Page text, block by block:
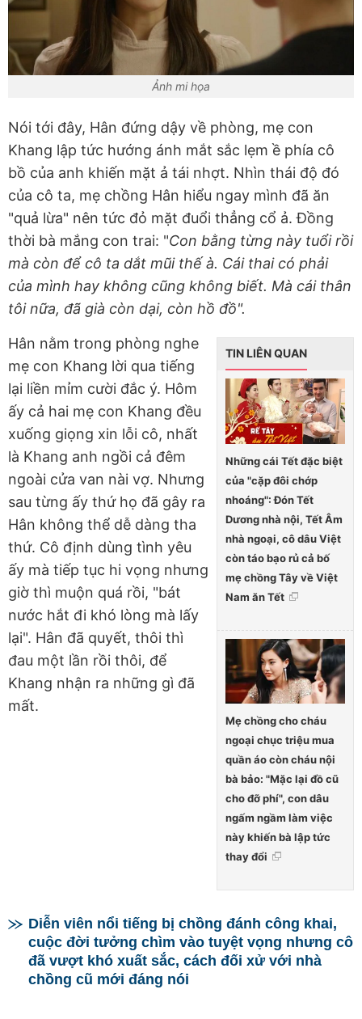
Ảnh mi họa
Nói tới đây, Hân đứng dậy về phòng, mẹ con
Khang lập tức hướng ánh mắt sắc lẹm ề phía cô
bồ của anh khiến mặt ả tái nhợt. Nhìn thái độ đó
của cô ta, mẹ chồng Hân hiểu ngay mình đã ăn
"quả lừa" nên tức đỏ mặt đuổi thẳng cổ ả. Đồng
thời bà mắng con trai: "Con bằng từng này tuổi rồi
mà còn để cô ta dắt mũi thế à. Cái thai có phải
của mình hay không cũng không biết. Mà cái thân
tôi nữa, đã già còn dại, còn hồ đồ".
TIN LIÊN QUAN
Những cái Tết đặc biệt
của "cặp đôi chớp
nhoáng": Đón Tết
Dương nhà nội, Tết Âm
nhà ngoại, cô dâu Việt
còn táo bạo rủ cả bố
mẹ chồng Tây về Việt
Nam ăn Tết
Mẹ chồng cho cháu
ngoại chục triệu mua
quần áo còn cháu nội
bà bảo: "Mặc lại đồ cũ
cho đỡ phí", con dâu
ngấm ngầm làm việc
này khiến bà lập tức
thay đổi
Hân nằm trong phòng nghe
mẹ con Khang lời qua tiếng
lại liền mỉm cười đắc ý. Hôm
ấy cả hai mẹ con Khang đều
xuống giọng xin lỗi cô, nhất
là Khang anh ngồi cả đêm
ngoài cửa van nài vợ. Nhưng
sau từng ấy thứ họ đã gây ra
Hân không thể dễ dàng tha
thứ. Cô định dùng tình yêu
ấy mà tiếp tục hi vọng nhưng
giờ thì muộn quá rồi, "bát
nước hắt đi khó lòng mà lấy
lại". Hân đã quyết, thôi thì
đau một lần rồi thôi, để
Khang nhận ra những gì đã
mất.
Diễn viên nổi tiếng bị chồng đánh công khai,
cuộc đời tưởng chìm vào tuyệt vọng nhưng cô
đã vượt khó xuất sắc, cách đối xử với nhà
chồng cũ mới đáng nói